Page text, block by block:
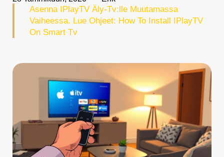
Asenna IPlayTV Äly-Tv:lle Muutamassa
Vaiheessa. Lue Ohjeet: How To Install IPlayTV
On Smart Tv